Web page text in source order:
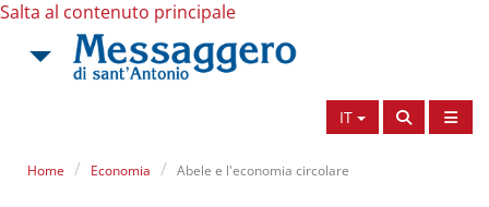
Salta al contenuto principale
IT
Home Economia Abele e l'economia circolare